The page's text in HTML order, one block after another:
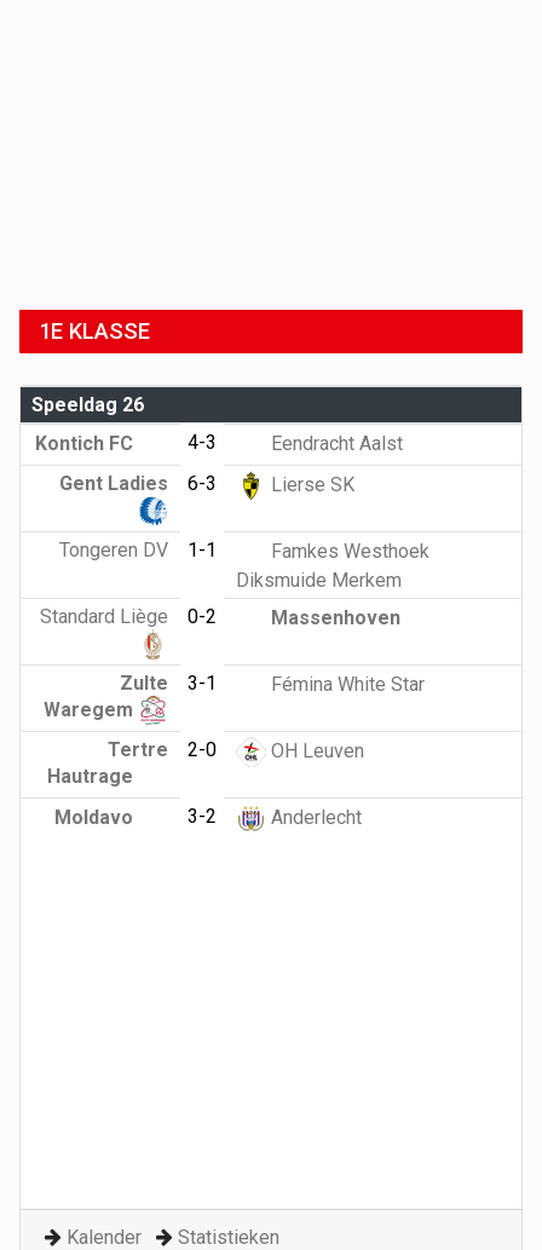
1E KLASSE
Speeldag 26
Kontich FC
4-3
Eendracht Aalst
Gent Ladies
6-3 Lierse SK
Tongeren DV 1-1
Famkes Westhoek
Diksmuide Merkem
Standard Liège
0-2 Massenhoven
Zulte
Waregem
3-1 Fémina White Star
Tertre
Hautrage
2-0 OH Leuven
Moldavo 3-2 Anderlecht
Kalender Statistieken